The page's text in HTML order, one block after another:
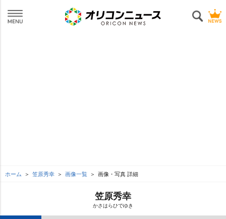
ホーム 笠原秀幸 画像一覧 画像・写真 詳細
笠原秀幸
かさはらひでゆき